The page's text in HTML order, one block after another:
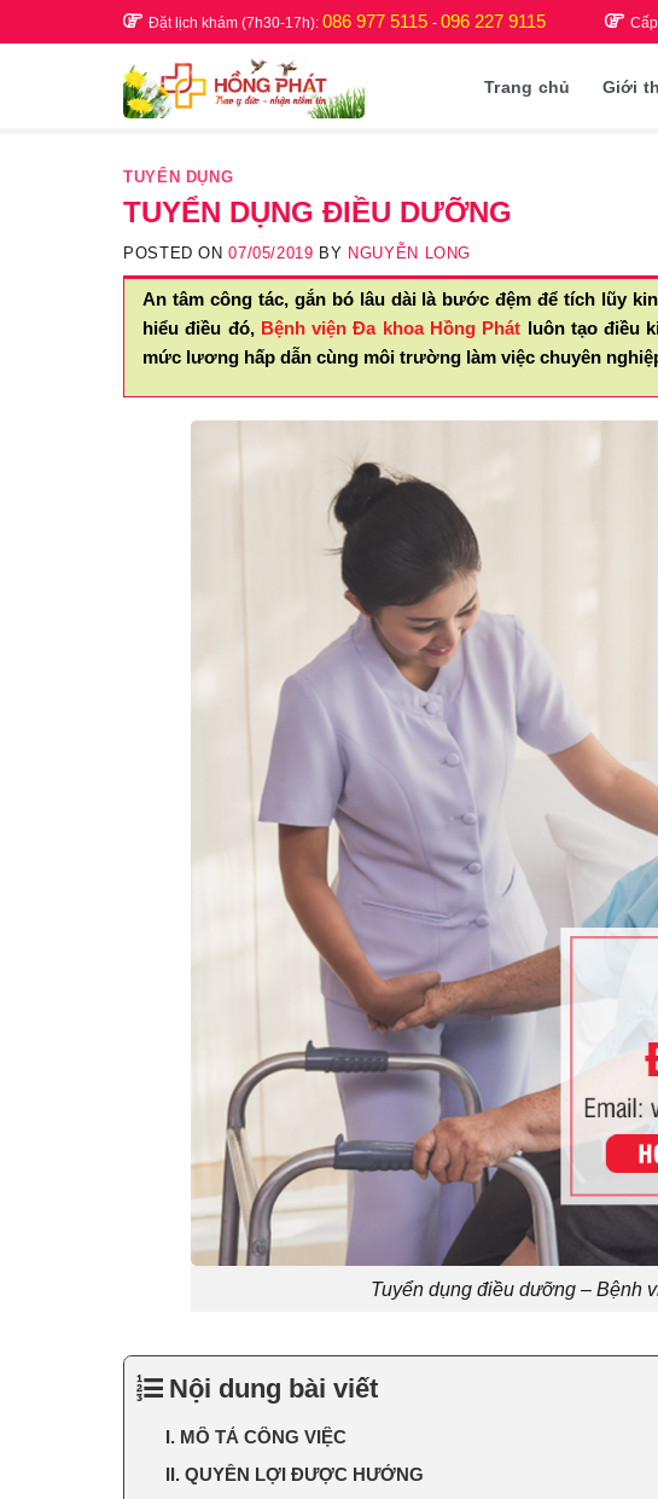
to
Đặt lịch khám (7h30-17h): 086 977 5115 - 096 227 9115
Trang chủ Giới
TUYỂN DỤNG
TUYỂN DỤNG ĐIỀU DƯỠNG
POSTED ON07/05/2019 BY NGUYỄN LONG
An tâm công tác, gắn bó lâu dài là bước đệm để tích lũy
hiểu điều đó, Bệnh viện Đa khoa Hồng Phát luôn tạo điều
mức lương hấp dẫn cùng môi trường làm việc chuyên
Tuyển dụng điều dưỡng – Bệnh
Nội dung bài viết
I. MÔ TẢ CÔNG VIỆC
II. QUYỀN LỢI ĐƯỢC HƯỞNG